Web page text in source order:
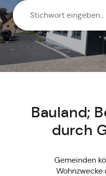
Bauland;
durch
Gemeinden